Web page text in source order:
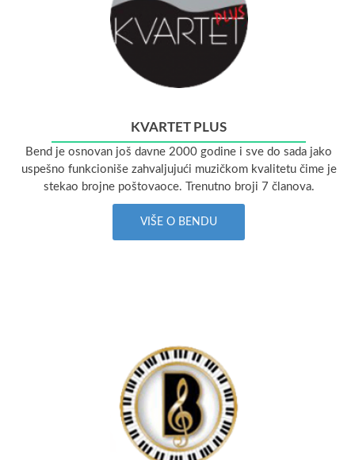
KVARTET PLUS
Bend je osnovan još davne 2000 godine i sve do sada jako
uspešno funkcioniše zahvaljujući muzičkom kvalitetu čime je
stekao brojne poštovaoce. Trenutno broji 7 članova.
VIŠE O BENDU